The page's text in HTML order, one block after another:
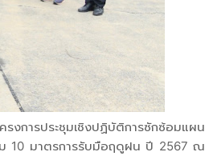
งการประชุมเชิงปฏิบัติการซักซ้อมแผน
ม 10 มาตรการรับมือฤดูฝน ปี 2567 ณ